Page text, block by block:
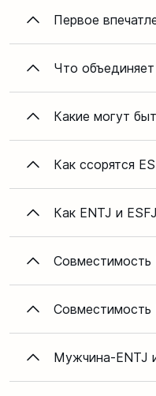
Первое
Что
Какие могут
Как ссорятся
Как ENTJ и
Совместимость
Совместимость
Мужчина-ENTJ